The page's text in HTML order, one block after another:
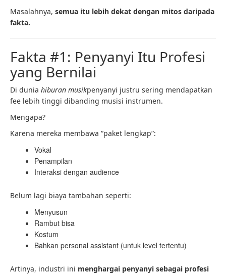
Masalahnya, semua itu lebih dekat dengan mitos daripada
fakta.
Fakta #1: Penyanyi Itu Profesi
yang Bernilai
Di dunia hiburan musikpenyanyi justru sering mendapatkan
fee lebih tinggi dibanding musisi instrumen.
Mengapa?
Karena mereka membawa “paket lengkap”:
Vokal
Penampilan
Interaksi dengan audience
Belum lagi biaya tambahan seperti:
Menyusun
Rambut bisa
Kostum
Bahkan personal assistant (untuk level tertentu)
Artinya, industri ini menghargai penyanyi sebagai profesi